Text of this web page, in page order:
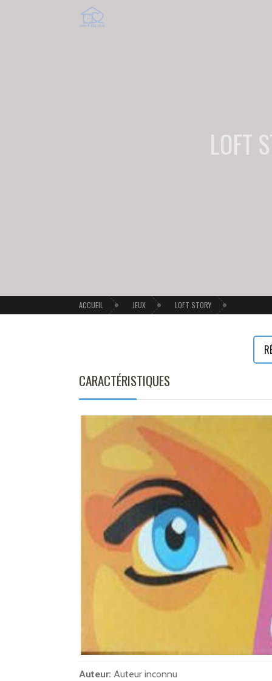
LOFT
ACCUEIL JEUX LOFT STORY
CARACTÉRISTIQUES
Auteur: Auteur inconnu